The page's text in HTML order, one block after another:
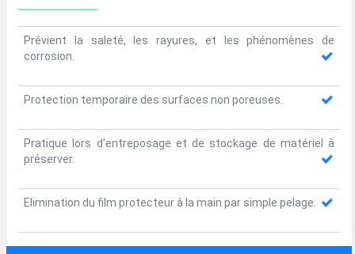
Prévient la saleté, les rayures, et les phénomènes de
corrosion.
Protection temporaire des surfaces non poreuses.
Pratique lors d’entreposage et de stockage de matériel à
préserver.
Elimination du film protecteur à la main par simple pelage.